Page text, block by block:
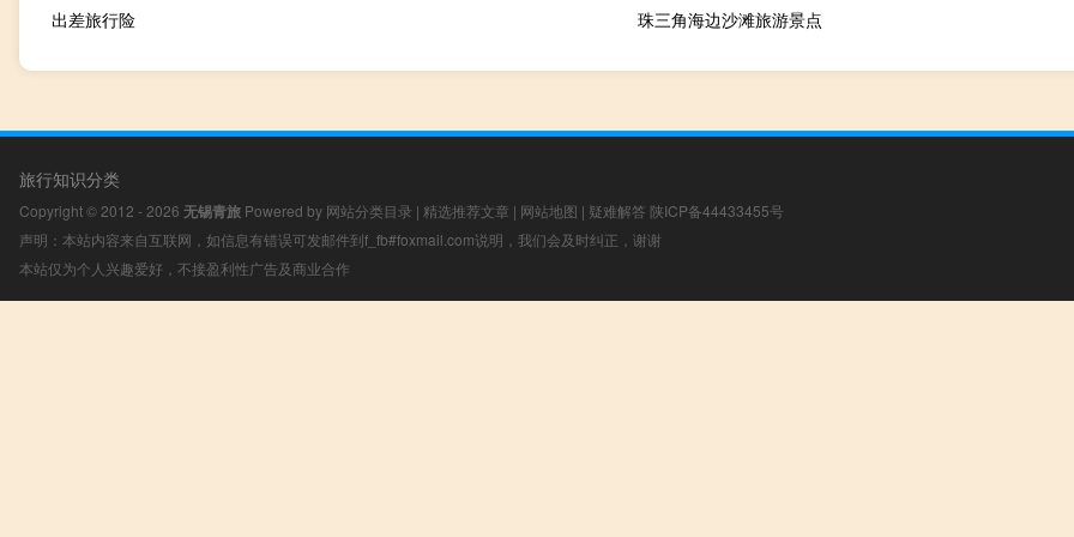
出差旅行险 珠三角海边沙滩旅游景点
旅行知识分类
Copyright © 2012 - 2026 无锡青旅 Powered by 网站分类目录 | 精选推荐文章 | 网站地图 | 疑难解答 陕ICP备44433455号
声明：本站内容来自互联网，如信息有错误可发邮件到f_fb#foxmail.com说明，我们会及时纠正，谢谢
本站仅为个人兴趣爱好，不接盈利性广告及商业合作